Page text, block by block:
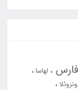
لهاسا
ونزوئلا